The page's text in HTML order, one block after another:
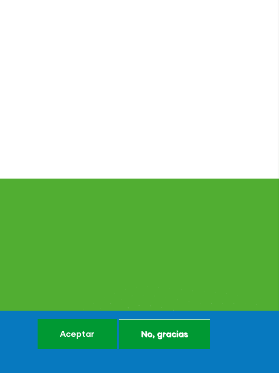
Aceptar No, gracias